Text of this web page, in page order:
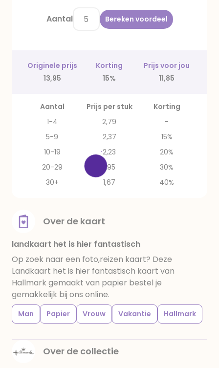
Aantal Bereken voordeel
Originele prijs Korting
Prijs voor jou
13,95
15% 11,85
Aantal Prijs per stuk
Korting
1-4
2,79
-
5-9
2,37
15%
10-19
2,23
20%
20-29
1,95
30%
30+
1,67 40%
Over de kaart
landkaart het is hier fantastisch
Op zoek naar een foto,reizen kaart? Deze
Landkaart het is hier fantastisch kaart van
Hallmark gemaakt van papier bestel je
gemakkelijk bij ons online.
Man Papier Vrouw Vakantie Hallmark
Over de collectie